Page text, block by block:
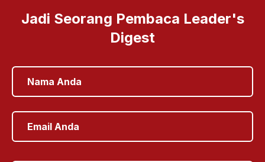
Jadi Seorang Pembaca Leader's
Digest